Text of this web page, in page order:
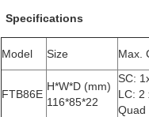
Specifications
Model Size Max.
FTB86E
H*W*D (mm)
116*85*22
SC:
LC: 2
Quad